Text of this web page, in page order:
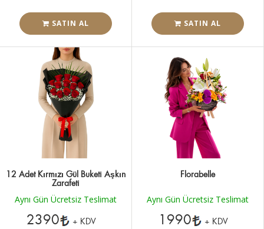
SATIN AL SATIN AL
12 Adet Kırmızı Gül Buketi Aşkın
Zarafeti
Aynı Gün Ücretsiz Teslimat
2390 + KDV
Florabelle
Aynı Gün Ücretsiz Teslimat
1990 + KDV